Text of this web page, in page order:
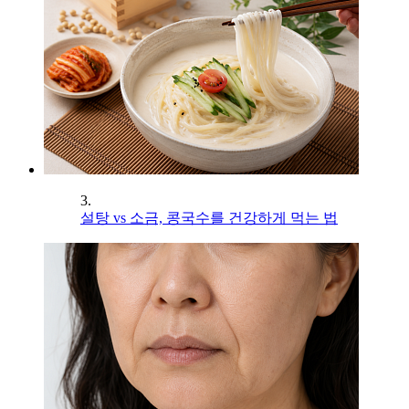
3.
설탕 vs 소금, 콩국수를 건강하게 먹는 법